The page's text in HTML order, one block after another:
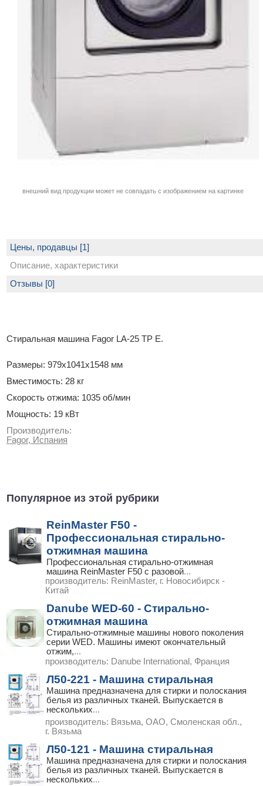
внешний вид продукции может не совпадать с изображением на картинке
Цены, продавцы [1]
Описание, характеристики
Стиральная машина Fagor LA-25 TP E.
Размеры: 979х1041х1548 мм
Вместимость: 28 кг
Скорость отжима: 1035 об/мин
Мощность: 19 кВт
Производитель:
Fagor, Испания
Отзывы [0]
Популярное из этой рубрики
ReinMaster F50 -
Профессиональная стирально-
отжимная машина
Профессиональная стирально-отжимная
машина ReinMaster F50 с разовой...
производитель: ReinMaster, г. Новосибирск -
Китай
Danube WED-60 - Стирально-
отжимная машина
Стирально-отжимные машины нового поколения
серии WED. Машины имеют окончательный
отжим,...
производитель: Danube International, Франция
Л50-221 - Машина стиральная
Машина предназначена для стирки и полоскания
белья из различных тканей. Выпускается в
нескольких...
производитель: Вязьма, ОАО, Смоленская обл.,
г. Вязьма
Л50-121 - Машина стиральная
Машина предназначена для стирки и полоскания
белья из различных тканей. Выпускается в
нескольких...